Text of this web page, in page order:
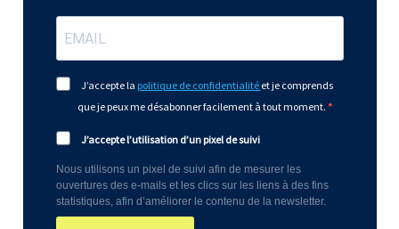
J’accepte la politique de confidentialité et je comprends
que je peux me désabonner facilement à tout moment.
J’accepte l’utilisation d’un pixel de suivi
Nous utilisons un pixel de suivi afin de mesurer les
ouvertures des e-mails et les clics sur les liens à des fins
statistiques, afin d’améliorer le contenu de la newsletter.